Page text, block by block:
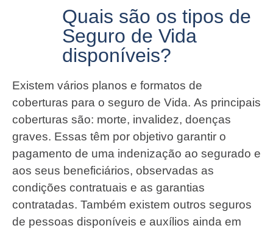
Quais são os tipos de
Seguro de Vida
disponíveis?
Existem vários planos e formatos de
coberturas para o seguro de Vida. As principais
coberturas são: morte, invalidez, doenças
graves. Essas têm por objetivo garantir o
pagamento de uma indenização ao segurado e
aos seus beneficiários, observadas as
condições contratuais e as garantias
contratadas. Também existem outros seguros
de pessoas disponíveis e auxílios ainda em